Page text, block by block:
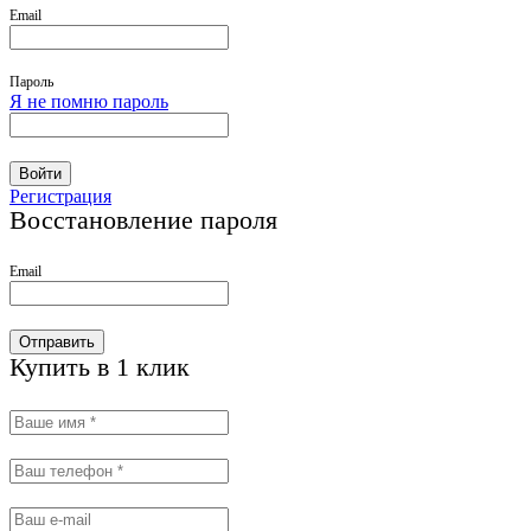
Email
Пароль
Я не помню пароль
Войти
Регистрация
Восстановление пароля
Email
Отправить
Купить в 1 клик